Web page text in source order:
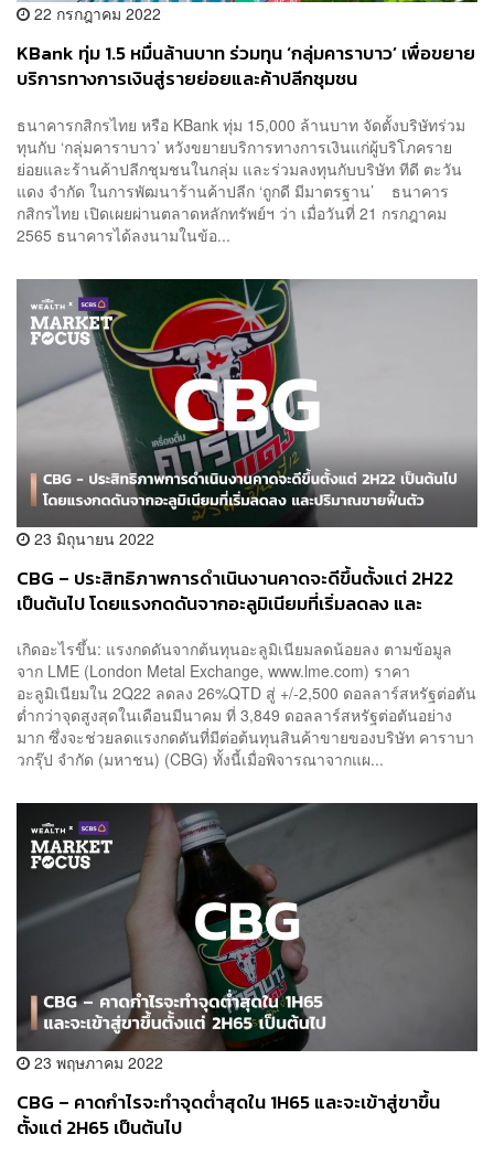
22 กรกฎาคม 2022
KBank ทุ่ม 1.5 หมื่นล้านบาท ร่วมทุน ‘กลุ่มคาราบาว’ เพื่อขยาย
บริการทางการเงินสู่รายย่อยและค้าปลีกชุมชน
ธนาคารกสิกรไทย หรือ KBank ทุ่ม 15,000 ล้านบาท จัดตั้งบริษัทร่วม
ทุนกับ ‘กลุ่มคาราบาว’ หวังขยายบริการทางการเงินแก่ผู้บริโภคราย
ย่อยและร้านค้าปลีกชุมชนในกลุ่ม และร่วมลงทุนกับบริษัท ทีดี ตะวัน
แดง จำกัด ในการพัฒนาร้านค้าปลีก ‘ถูกดี มีมาตรฐาน’ ธนาคาร
กสิกรไทย เปิดเผยผ่านตลาดหลักทรัพย์ฯ ว่า เมื่อวันที่ 21 กรกฎาคม​
2565 ธนาคารได้ลงนามในข้อ...
23 มิถุนายน 2022
CBG – ประสิทธิภาพการดำเนินงานคาดจะดีขึ้นตั้งแต่ 2H22
เป็นต้นไป โดยแรงกดดันจากอะลูมิเนียมที่เริ่มลดลง และ
เกิดอะไรขึ้น: แรงกดดันจากต้นทุนอะลูมิเนียมลดน้อยลง ตามข้อมูล
จาก LME (London Metal Exchange, www.lme.com) ราคา
อะลูมิเนียมใน 2Q22 ลดลง 26%QTD สู่ +/-2,500 ดอลลาร์สหรัฐต่อตัน
ต่ำกว่าจุดสูงสุดในเดือนมีนาคม ที่ 3,849 ดอลลาร์สหรัฐต่อตันอย่าง
มาก ซึ่งจะช่วยลดแรงกดดันที่มีต่อต้นทุนสินค้าขายของบริษัท คาราบา
วกรุ๊ป จำกัด (มหาชน) (CBG) ทั้งนี้เมื่อพิจารณาจากแผ...
23 พฤษภาคม 2022
CBG – คาดกำไรจะทำจุดต่ำสุดใน 1H65 และจะเข้าสู่ขาขึ้น
ตั้งแต่ 2H65 เป็นต้นไป